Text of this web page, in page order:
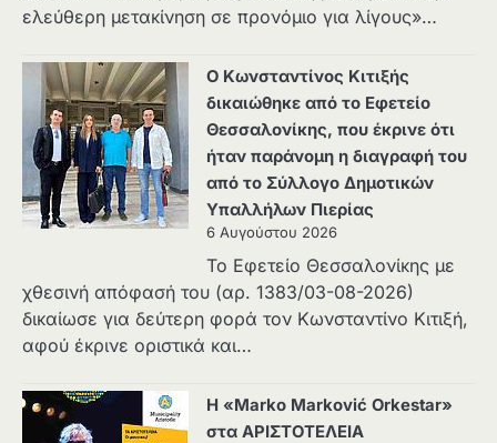
ελεύθερη μετακίνηση σε προνόμιο για λίγους»…
Ο Κωνσταντίνος Κιτιξής
δικαιώθηκε από το Εφετείο
Θεσσαλονίκης, που έκρινε ότι
ήταν παράνομη η διαγραφή του
από το Σύλλογο Δημοτικών
Υπαλλήλων Πιερίας
6 Αυγούστου 2026
Το Εφετείο Θεσσαλονίκης με
χθεσινή απόφασή του (αρ. 1383/03-08-2026)
δικαίωσε για δεύτερη φορά τον Κωνσταντίνο Κιτιξή,
αφού έκρινε οριστικά και…
Η «Marko Marković Orkestar»
στα ΑΡΙΣΤΟΤΕΛΕΙΑ